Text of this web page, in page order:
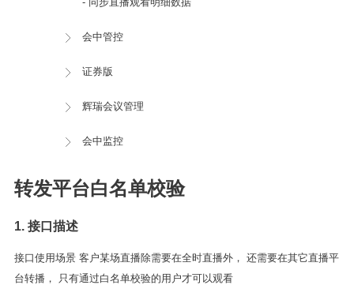
会中管控
证券版
辉瑞会议管理
会中监控
转发平台白名单校验
1. 接口描述
接口使用场景 客户某场直播除需要在全时直播外， 还需要在其它直播平
台转播， 只有通过白名单校验的用户才可以观看